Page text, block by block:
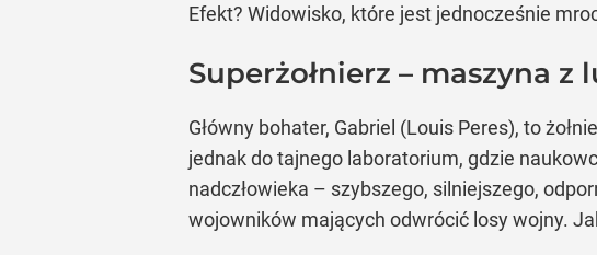
Efekt? Widowisko, które jest jednocześnie
Superżołnierz – maszyna z
Główny bohater, Gabriel (Louis Peres), to
jednak do tajnego laboratorium, gdzie
nadczłowieka – szybszego, silniejszego,
wojowników mających odwrócić losy wojny.